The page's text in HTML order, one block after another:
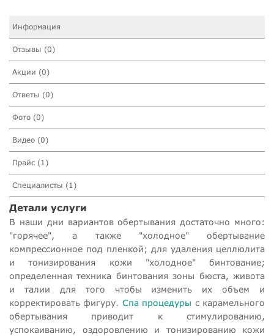
Информация
Отзывы (0)
Акции (0)
Ответы (0)
Фото (0)
Видео (0)
Прайс (1)
Специалисты (1)
Детали услуги
В наши дни вариантов обертывания достаточно много:
"горячее", а также "холодное" обертывание
компрессионное под пленкой; для удаления целлюлита
и тонизирования кожи "холодное" бинтование;
определенная техника бинтования зоны бюста, живота
и талии для того чтобы изменить их объем и
корректировать фигуру. Спа процедуры с карамельного
обертывания приводит к стимулированию,
успокаиванию, оздоровлению и тонизированию кожи